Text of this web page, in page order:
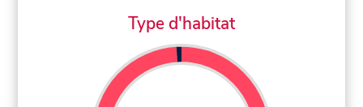
Type d'habitat